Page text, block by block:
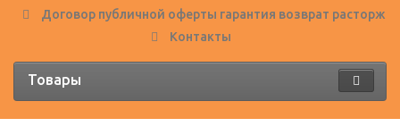
Договор публичной оферты гарантия возврат
Контакты
Товары